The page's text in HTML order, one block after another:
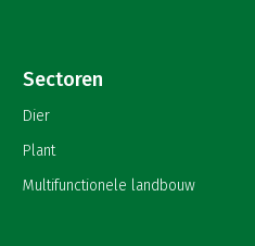
Sectoren
Dier
Plant
Multifunctionele landbouw